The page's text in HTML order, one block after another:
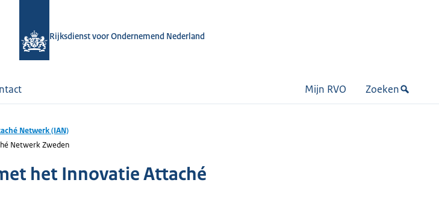
Rijksdienst voor Ondernemend Nederland
Mijn RVO Zoeken
Netwerk (IAN)
Netwerk Zweden
het Innovatie Attaché